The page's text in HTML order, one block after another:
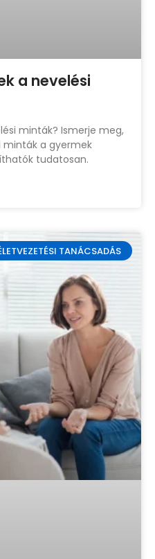
a nevelési
minták? Ismerje meg,
a gyermek
tudatosan.
TANÁCSADÁS